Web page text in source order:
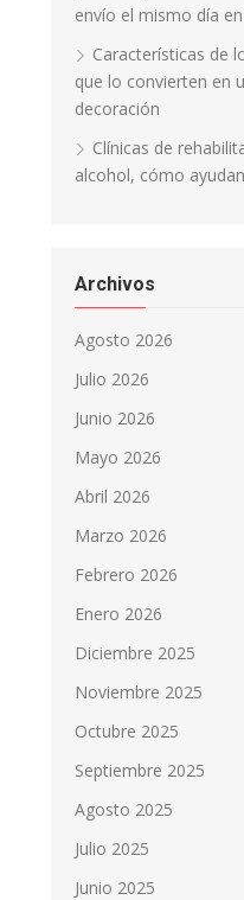
envío el mismo día
Características de
que lo convierten en
decoración
Clínicas de
alcohol, cómo
Archivos
Agosto 2026
Julio 2026
Junio 2026
Mayo 2026
Abril 2026
Marzo 2026
Febrero 2026
Enero 2026
Diciembre 2025
Noviembre 2025
Octubre 2025
Septiembre 2025
Agosto 2025
Julio 2025
Junio 2025